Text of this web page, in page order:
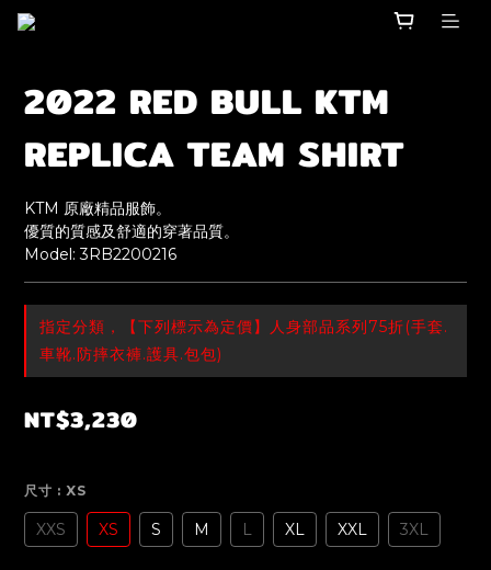
2022 RED BULL KTM
REPLICA TEAM SHIRT
KTM 原廠精品服飾。
優質的質感及舒適的穿著品質。
Model: 3RB2200216
指定分類，【下列標示為定價】人身部品系列75折(手套.
車靴.防摔衣褲.護具.包包)
NT$3,230
尺寸 : XS
XXS XS S M L XL XXL 3XL